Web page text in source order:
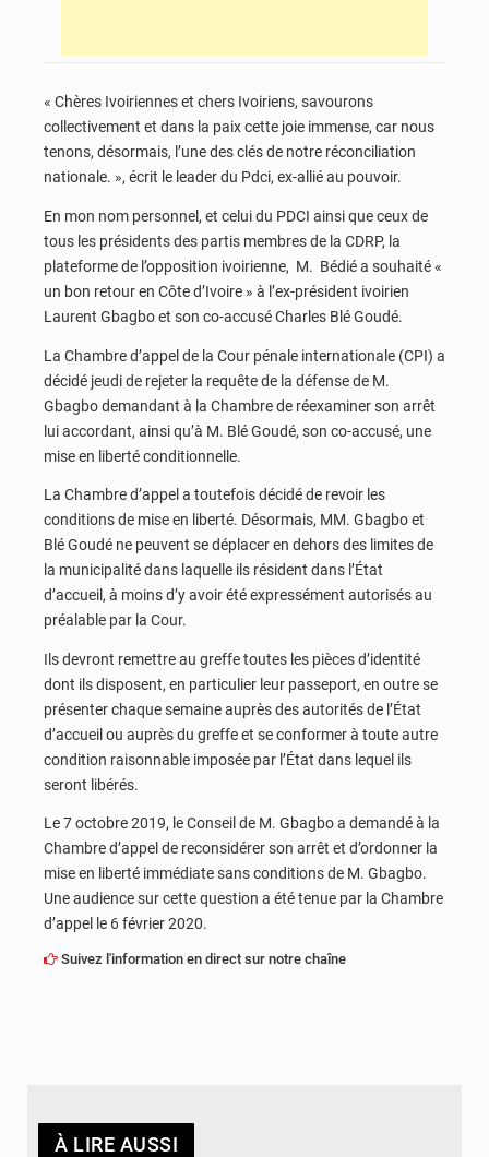
« Chères Ivoiriennes et chers Ivoiriens, savourons
collectivement et dans la paix cette joie immense, car nous
tenons, désormais, l’une des clés de notre réconciliation
nationale. », écrit le leader du Pdci, ex-allié au pouvoir.
En mon nom personnel, et celui du PDCI ainsi que ceux de
tous les présidents des partis membres de la CDRP, la
plateforme de l’opposition ivoirienne, M. Bédié a souhaité «
un bon retour en Côte d’Ivoire » à l’ex-président ivoirien
Laurent Gbagbo et son co-accusé Charles Blé Goudé.
La Chambre d’appel de la Cour pénale internationale (CPI) a
décidé jeudi de rejeter la requête de la défense de M.
Gbagbo demandant à la Chambre de réexaminer son arrêt
lui accordant, ainsi qu’à M. Blé Goudé, son co-accusé, une
mise en liberté conditionnelle.
La Chambre d’appel a toutefois décidé de revoir les
conditions de mise en liberté. Désormais, MM. Gbagbo et
Blé Goudé ne peuvent se déplacer en dehors des limites de
la municipalité dans laquelle ils résident dans l’État
d’accueil, à moins d’y avoir été expressément autorisés au
préalable par la Cour.
Ils devront remettre au greffe toutes les pièces d’identité
dont ils disposent, en particulier leur passeport, en outre se
présenter chaque semaine auprès des autorités de l’État
d’accueil ou auprès du greffe et se conformer à toute autre
condition raisonnable imposée par l’État dans lequel ils
seront libérés.
Le 7 octobre 2019, le Conseil de M. Gbagbo a demandé à la
Chambre d’appel de reconsidérer son arrêt et d’ordonner la
mise en liberté immédiate sans conditions de M. Gbagbo.
Une audience sur cette question a été tenue par la Chambre
d’appel le 6 février 2020.
Suivez l'information en direct sur notre chaîne
À LIRE AUSSI